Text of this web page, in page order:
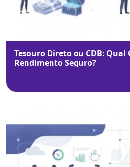
Tesouro Direto ou CDB: Qual
Rendimento Seguro?